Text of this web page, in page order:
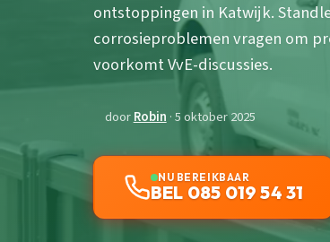
ontstoppingen in Katwijk.
corrosieproblemen vragen om
voorkomt VvE-discussies.
doorRobin · 5 oktober 2025
NU BEREIKBAAR
BEL 085 019 54 31